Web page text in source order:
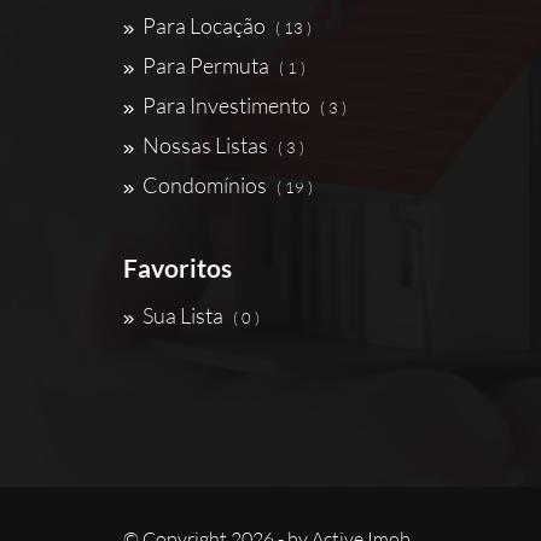
Para Locação ( 13 )
Para Permuta ( 1 )
Para Investimento ( 3 )
Nossas Listas ( 3 )
Condomínios ( 19 )
Favoritos
Sua Lista ( 0 )